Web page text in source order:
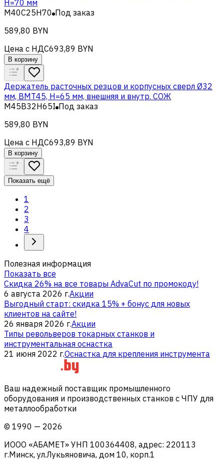
H=70 мм
M40C25H70 Под заказ
589,80 BYN
Цена с НДС693,89 BYN
В корзину
Держатель расточных резцов и корпусных сверл Ø32
мм, BMT45, H=65 мм, внешняя и внутр. СОЖ
M45B32H65I Под заказ
589,80 BYN
Цена с НДС693,89 BYN
В корзину
Показать ещё
1
2
3
4
Полезная информация
Показать все
Скидка 26% на все товары AdvaCut по промокоду!
6 августа 2026 г.Акции
Выгодный старт: скидка 15% + бонус для новых
клиентов на сайте!
26 января 2026 г.Акции
Типы револьверов токарных станков и
инструментальная оснастка
21 июня 2022 г.Оснастка для крепления инструмента
Ваш надежный поставщик промышленного
оборудования и производственных станков с ЧПУ для
металлообработки
© 1990 — 2026
ИООО «АБАМЕТ» УНП 100364408, адрес: 220113
г.Минск, ул.Лукьяновича, дом 10, корп.1